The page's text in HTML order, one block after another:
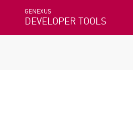
GENEXUS
DEVELOPER TOOLS